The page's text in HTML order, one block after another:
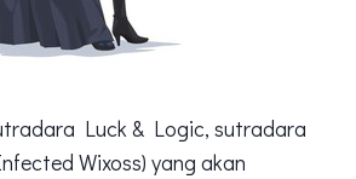
Luck & Logic, sutradara
Wixoss) yang akan